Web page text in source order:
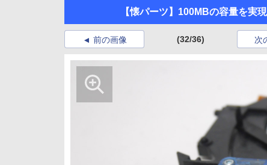
【懐パーツ】100MBの容量を実
前の画像 (32/36) 次